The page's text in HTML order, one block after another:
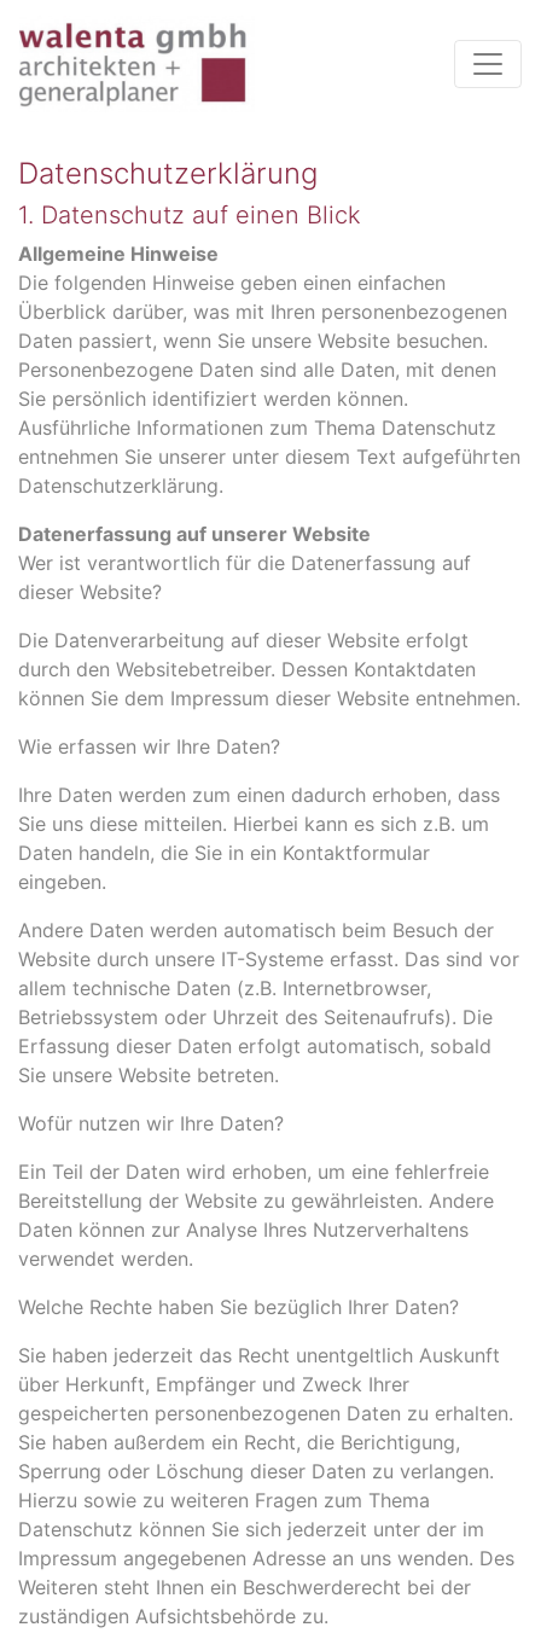
Datenschutzerklärung
1. Datenschutz auf einen Blick
Allgemeine Hinweise
Die folgenden Hinweise geben einen einfachen
Überblick darüber, was mit Ihren personenbezogenen
Daten passiert, wenn Sie unsere Website besuchen.
Personenbezogene Daten sind alle Daten, mit denen
Sie persönlich identifiziert werden können.
Ausführliche Informationen zum Thema Datenschutz
entnehmen Sie unserer unter diesem Text aufgeführten
Datenschutzerklärung.
Datenerfassung auf unserer Website
Wer ist verantwortlich für die Datenerfassung auf
dieser Website?
Die Datenverarbeitung auf dieser Website erfolgt
durch den Websitebetreiber. Dessen Kontaktdaten
können Sie dem Impressum dieser Website entnehmen.
Wie erfassen wir Ihre Daten?
Ihre Daten werden zum einen dadurch erhoben, dass
Sie uns diese mitteilen. Hierbei kann es sich z.B. um
Daten handeln, die Sie in ein Kontaktformular
eingeben.
Andere Daten werden automatisch beim Besuch der
Website durch unsere IT-Systeme erfasst. Das sind vor
allem technische Daten (z.B. Internetbrowser,
Betriebssystem oder Uhrzeit des Seitenaufrufs). Die
Erfassung dieser Daten erfolgt automatisch, sobald
Sie unsere Website betreten.
Wofür nutzen wir Ihre Daten?
Ein Teil der Daten wird erhoben, um eine fehlerfreie
Bereitstellung der Website zu gewährleisten. Andere
Daten können zur Analyse Ihres Nutzerverhaltens
verwendet werden.
Welche Rechte haben Sie bezüglich Ihrer Daten?
Sie haben jederzeit das Recht unentgeltlich Auskunft
über Herkunft, Empfänger und Zweck Ihrer
gespeicherten personenbezogenen Daten zu erhalten.
Sie haben außerdem ein Recht, die Berichtigung,
Sperrung oder Löschung dieser Daten zu verlangen.
Hierzu sowie zu weiteren Fragen zum Thema
Datenschutz können Sie sich jederzeit unter der im
Impressum angegebenen Adresse an uns wenden. Des
Weiteren steht Ihnen ein Beschwerderecht bei der
zuständigen Aufsichtsbehörde zu.